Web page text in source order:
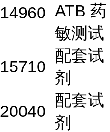
14960 ATB 药
敏测试
15710
配套试
剂
20040
配套试
剂